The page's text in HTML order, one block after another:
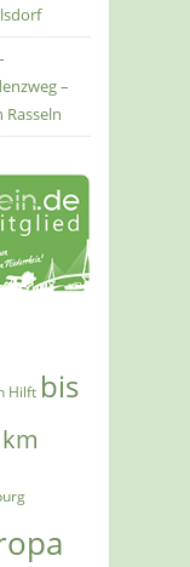
–
Hilft bis